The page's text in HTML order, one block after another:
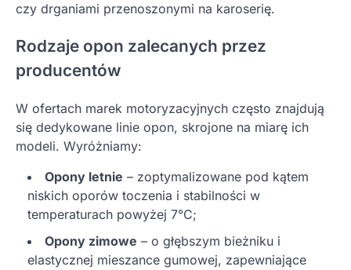
czy drganiami przenoszonymi na karoserię.
Rodzaje opon zalecanych przez
producentów
W ofertach marek motoryzacyjnych często znajdują
się dedykowane linie opon, skrojone na miarę ich
modeli. Wyróżniamy:
Opony letnie – zoptymalizowane pod kątem
niskich oporów toczenia i stabilności w
temperaturach powyżej 7°C;
Opony zimowe – o głębszym bieżniku i
elastycznej mieszance gumowej, zapewniające